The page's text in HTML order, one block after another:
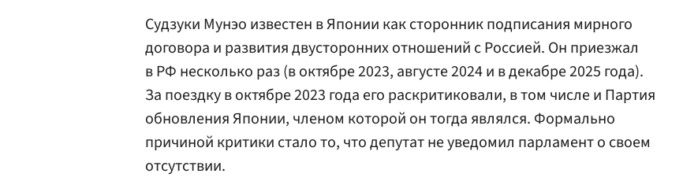
Судзуки Мунэо известен в Японии как сторонник подписания мирного
договора и развития двусторонних отношений с Россией. Он приезжал
в РФ несколько раз (в октябре 2023, августе 2024 и в декабре 2025 года).
За поездку в октябре 2023 года его раскритиковали, в том числе и Партия
обновления Японии, членом которой он тогда являлся. Формально
причиной критики стало то, что депутат не уведомил парламент о своем
отсутствии.